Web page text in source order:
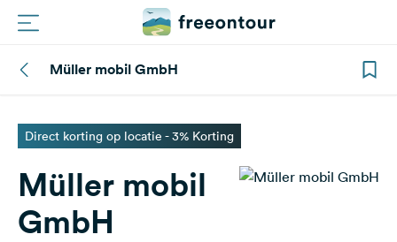
Campings
Magazine
Partners
Müller mobil GmbH
Direct korting op locatie - 3% Korting
Müller mobil
GmbH